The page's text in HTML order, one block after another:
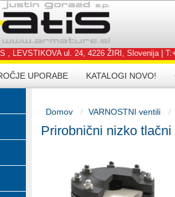
, LEVSTIKOVA ul. 24, 4226 ŽIRI, Slovenija |
UPORABE KATALOGI NOVO!
Domov VARNOSTNI ventili
Prirobnični nizko